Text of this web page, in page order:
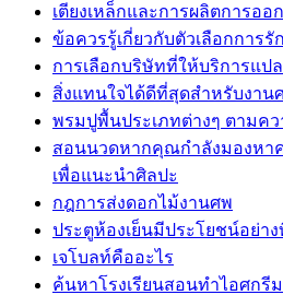
เตียงเหล็กและการผลิตการอ
ข้อควรรู้เกี่ยวกับตัวเลือกการรั
การเลือกบริษัทที่ให้บริการแ
สิ่งแทนใจได้ดีที่สุดสำหรับงา
พรมปูพื้นประเภทต่างๆ ตามค
สอนนวดหากคุณกำลังมองหา
เพื่อแนะนำศิลปะ
กฎการส่งดอกไม้งานศพ
ประตูห้องเย็นมีประโยชน์อย่า
เจโบลท์คืออะไร
ค้นหาโรงเรียนสอนทำไอศกรี